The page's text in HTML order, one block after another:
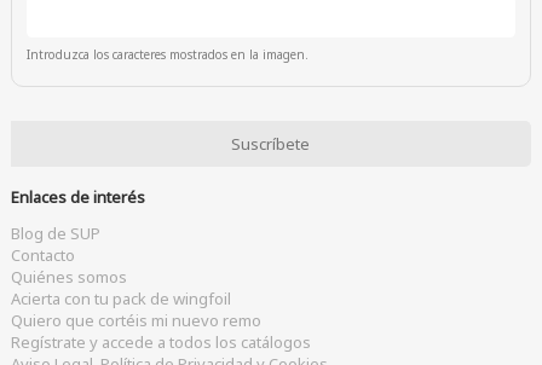
Introduzca los caracteres mostrados en la imagen.
Enlaces de interés
Blog de SUP
Contacto
Quiénes somos
Acierta con tu pack de wingfoil
Quiero que cortéis mi nuevo remo
Regístrate y accede a todos los catálogos